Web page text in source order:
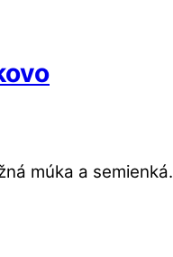
múka a semienká.